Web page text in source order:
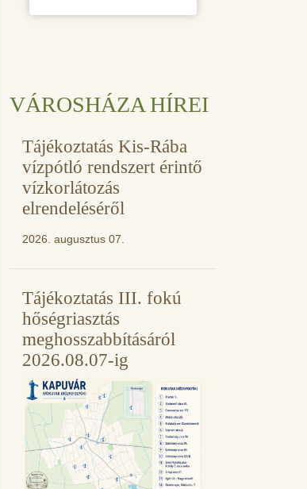
VÁROSHÁZA HÍREI
Tájékoztatás Kis-Rába
vízpótló rendszert érintő
vízkorlátozás
elrendeléséről
2026. augusztus 07.
Tájékoztatás III. fokú
hőségriasztás
meghosszabbításáról
2026.08.07-ig